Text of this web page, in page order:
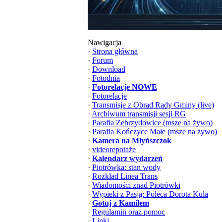
Nawigacja
· Strona główna
· Forum
· Download
· Fotodnia
· Fotorelacje NOWE
· Fotorelacje
· Transmisje z Obrad Rady Gminy (live)
· Archiwum transmisji sesji RG
· Parafia Zebrzydowice (msze na żywo)
· Parafia Kończyce Małe (msze na żywo)
· Kamera na Młyńszczok
· videorepotaże
· Kalendarz wydarzeń
· Piotrówka: stan wody
· Rozkład Linea Trans
· Wiadomości znad Piotrówki
· Wypieki z Pasją: Poleca Dorota Kula
· Gotuj z Kamilem
· Regulamin oraz pomoc